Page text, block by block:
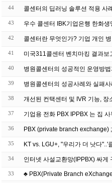
44
43 우수 콜센터 IBK기업
42 콜센터란 무엇인가? 기업 개인
41 미국311콜센터 벤치마킹 결과보
40 병원콜센터의 성공적인 운영방
39 병원콜센터의 성공사례와 실패
38 개선된 컨택센터 및 IVR 기능, 장
37 기업용 전화 PBX
36 PBX (private branch exchange)
35 KT vs. LGU+, "우리가 더 낫다"..'
34 인터넷 사설교환망(IPPBX) 싸게
33 ♣ PBX(Private Branch